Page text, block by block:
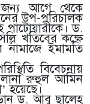
জন্য আগে থেকে
উপ-পরিচালক
পাটোয়ারীকে। ড.
খতিবের কক্ষে
ইমামতি
বিবেচনায়
রুহুল আমিন
হয়েছে।
ড. আবু ছালেহ